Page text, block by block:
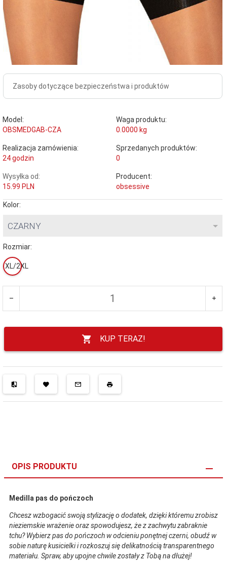
Zasoby dotyczące bezpieczeństwa i produktów
Model:
OBSMEDGAB-CZA
Waga produktu:
0.0000 kg
Realizacja zamówienia:
24 godzin
Sprzedanych produktów:
0
Wysyłka od:
15.99 PLN
Producent:
obsessive
Kolor:
CZARNY
Rozmiar:
XL/2XL
KUP TERAZ!
OPIS PRODUKTU
Medilla pas do pończoch
Chcesz wzbogacić swoją stylizację o dodatek, dzięki któremu zrobisz
nieziemskie wrażenie oraz spowodujesz, że z zachwytu zabraknie
tchu? Wybierz pas do pończoch w odcieniu ponętnej czerni, obudź w
sobie naturę kusicielki i rozkoszuj się delikatnością transparentnego
materiału. Spraw, aby upojne chwile zostały z Tobą na dłużej!